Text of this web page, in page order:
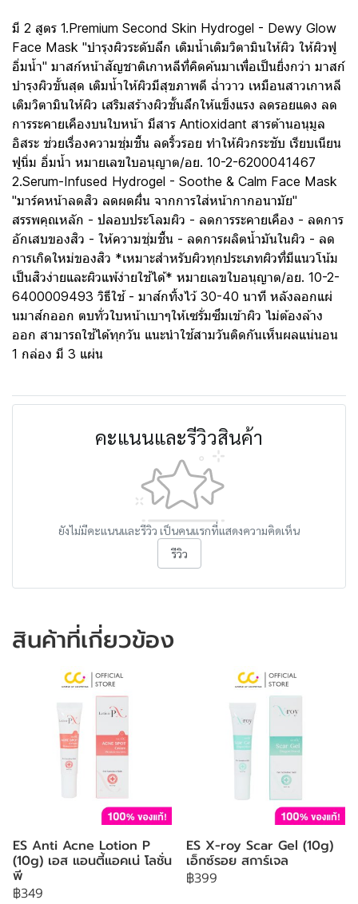
มี 2 สูตร 1.Premium Second Skin Hydrogel - Dewy Glow
Face Mask "บำรุงผิวระดับลึก เติมน้ำเติมวิตามินให้ผิว ให้ผิวฟู
อิ่มน้ำ" มาสก์หน้าสัญชาติเกาหลีที่คิดค้นมาเพื่อเป็นยิ่งกว่า มาสก์
บำรุงผิวขั้นสุด เติมน้ำให้ผิวมีสุขภาพดี ฉ่ำวาว เหมือนสาวเกาหลี
เติมวิตามินให้ผิว เสริมสร้างผิวชั้นลึกให้แข็งแรง ลดรอยแดง ลด
การระคายเคืองบนใบหน้า มีสาร Antioxidant สารต้านอนุมูล
อิสระ ช่วยเรื่องความชุ่มชื้น ลดริ้วรอย ทำให้ผิวกระชับ เรียบเนียน
ฟูนิ่ม อิ่มน้ำ หมายเลขใบอนุญาต/อย. 10-2-6200041467
2.Serum-Infused Hydrogel - Soothe & Calm Face Mask
"มาร์คหน้าลดสิว ลดผดผื่น จากการใส่หน้ากากอนามัย"
สรรพคุณหลัก - ปลอบประโลมผิว - ลดการระคายเคือง - ลดการ
อักเสบของสิว - ให้ความชุ่มชื้น - ลดการผลิตน้ำมันในผิว - ลด
การเกิดใหม่ของสิว *เหมาะสำหรับผิวทุกประเภทผิวที่มีแนวโน้ม
เป็นสิวง่ายและผิวแพ้ง่ายใช้ได้* หมายเลขใบอนุญาต/อย. 10-2-
6400009493 วิธีใช้ - มาส์กทิ้งไว้ 30-40 นาที หลังลอกแผ่
นมาส์กออก ตบทั่วใบหน้าเบาๆให้เซรั่มซึมเข้าผิว ไม่ต้องล้าง
ออก สามารถใช้ได้ทุกวัน แนะนำใช้สามวันติดกันเห็นผลแน่นอน
1 กล่อง มี 3 แผ่น
คะแนนและรีวิวสินค้า
ยังไม่มีคะแนนและรีวิว เป็นคนแรกที่แสดงความคิดเห็น
รีวิว
สินค้าที่เกี่ยวข้อง
ES Anti Acne Lotion P
(10g) เอส แอนตี้แอคเน่ โลชั่น
พี
฿349
ES X-roy Scar Gel (10g)
เอ็กซ์รอย สการ์เจล
฿399